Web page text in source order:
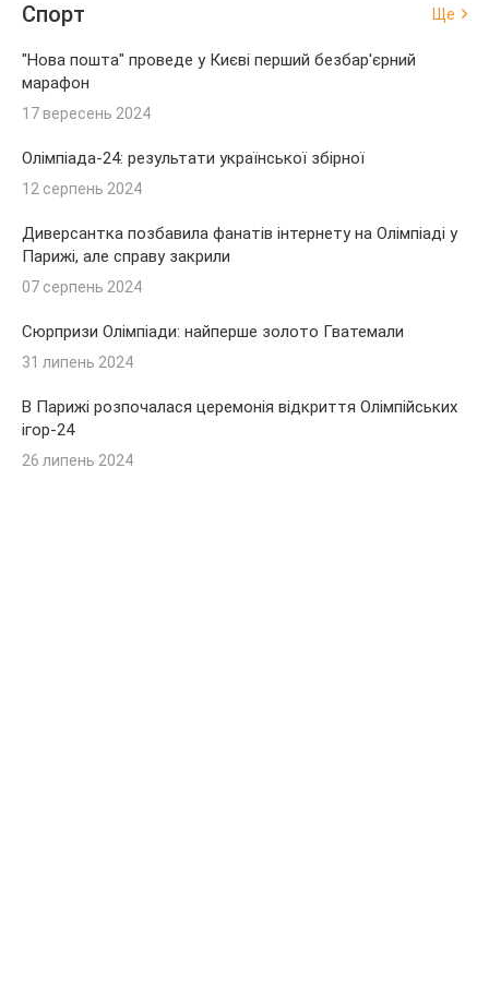
Спорт Ще
"Нова пошта" проведе у Києві перший безбар'єрний
марафон
17 вересень 2024
Олімпіада-24: результати української збірної
12 серпень 2024
Диверсантка позбавила фанатів інтернету на Олімпіаді у
Парижі, але справу закрили
07 серпень 2024
Сюрпризи Олімпіади: найперше золото Гватемали
31 липень 2024
В Парижі розпочалася церемонія відкриття Олімпійських
ігор-24
26 липень 2024